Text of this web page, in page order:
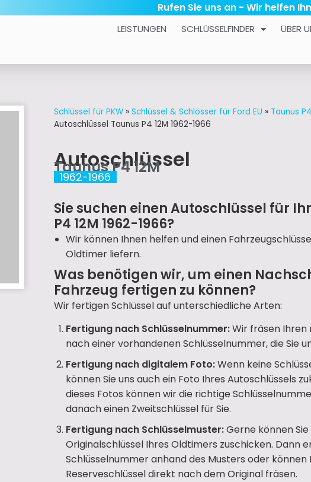
Rufen Sie uns an - Wir helfen
LEISTUNGEN SCHLÜSSELFINDER ÜBER
Schlüssel für PKW » Schlüssel & Schlösser für Ford EU » Taunus
Autoschlüssel Taunus P4 12M 1962-1966
Autoschlüssel
Taunus P4 12M
1962-1966
Sie suchen einen Autoschlüssel für
P4 12M 1962-1966?
Wir können Ihnen helfen und einen
Oldtimer liefern.
Was benötigen wir, um einen
Fahrzeug fertigen zu können?
Wir fertigen Schlüssel auf unterschiedliche Arten:
Fertigung nach Schlüsselnummer:Wir fräsen Ihren
nach einer vorhandenen Schlüsselnummer, die Sie
Fertigung nach digitalem Foto:Wenn keine
können Sie uns auch ein Foto Ihres Autoschlüssels
dieses Fotos können wir die richtige
danach einen Zweitschlüssel für Sie.
Fertigung nach Schlüsselmuster:Gerne können
Originalschlüssel Ihres Oldtimers zuschicken. Dann
Schlüsselnummer anhand des Musters oder können
Reserveschlüssel direkt nach dem Original fräsen.